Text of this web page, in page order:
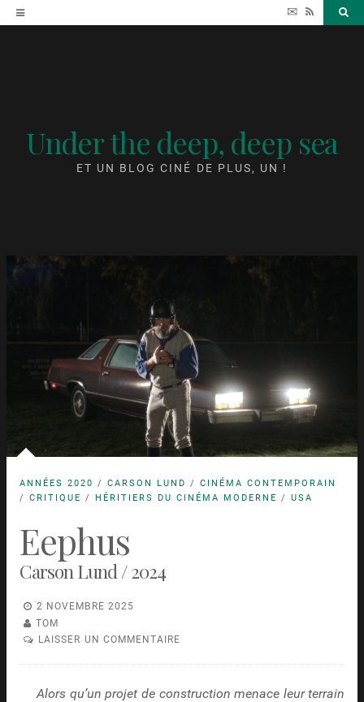
Accéder
au
✉ RSS
Under the deep, deep sea
ET UN BLOG CINÉ DE PLUS, UN !
ANNÉES 2020 / CARSON LUND / CINÉMA CONTEMPORAIN
/ CRITIQUE / HÉRITIERS DU CINÉMA MODERNE / USA
Eephus
Carson Lund / 2024
2 NOVEMBRE 2025
TOM
LAISSER UN COMMENTAIRE
Alors qu’un projet de construction menace leur terrain